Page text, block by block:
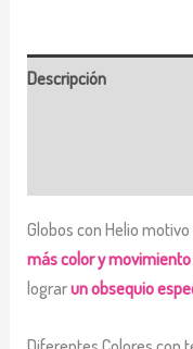
Descripción
Globos con Helio
más color y movimiento
lograrun obsequio